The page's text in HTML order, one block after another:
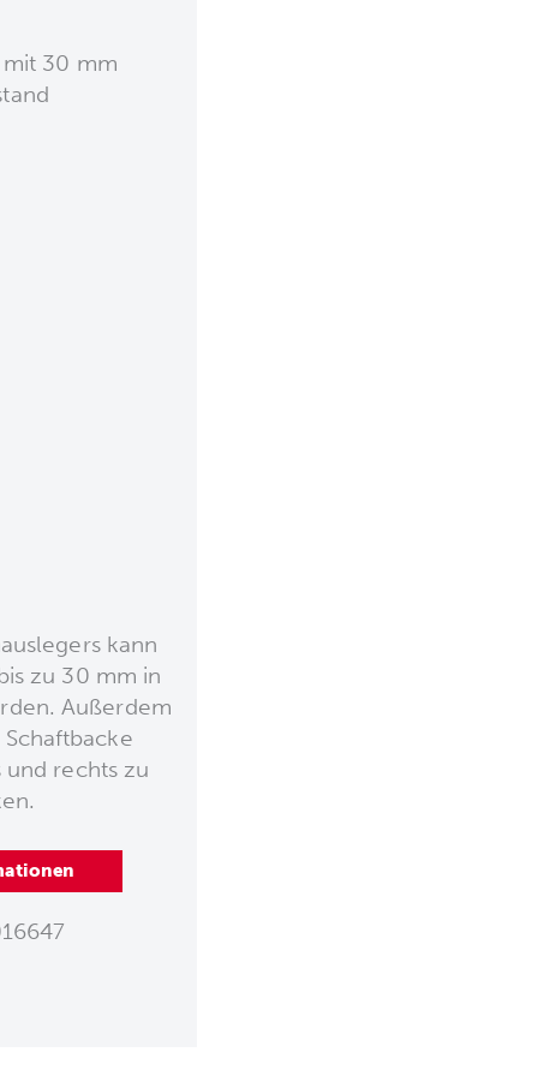
30 mm
kann
zu 30 mm in
Außerdem
und rechts zu